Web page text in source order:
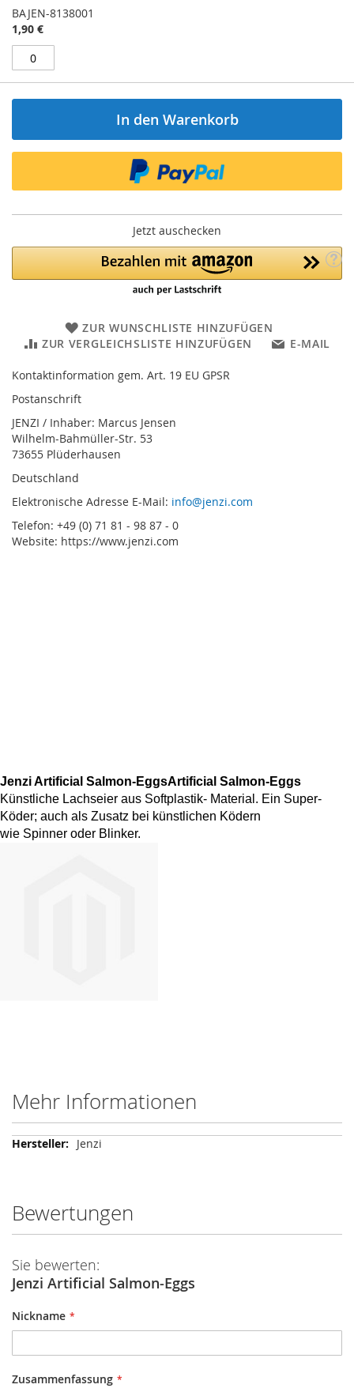
BAJEN-8138001
1,90 €
In den Warenkorb
Jetzt auschecken
ZUR WUNSCHLISTE HINZUFÜGEN
ZUR VERGLEICHSLISTE HINZUFÜGEN
E-MAIL
Kontaktinformation gem. Art. 19 EU GPSR
Postanschrift
JENZI / Inhaber: Marcus Jensen
Wilhelm-Bahmüller-Str. 53
73655 Plüderhausen
Deutschland
Elektronische Adresse E-Mail: info@jenzi.com
Telefon: +49 (0) 71 81 - 98 87 - 0
Website: https://www.jenzi.com
Jenzi Artificial Salmon-EggsArtificial Salmon-Eggs
Künstliche Lachseier aus Softplastik- Material. Ein Super-
Köder; auch als Zusatz bei künstlichen Ködern
wie Spinner oder Blinker.
Mehr Informationen
Mehr
Jenzi
Bewertungen
Sie bewerten:
Jenzi Artificial Salmon-Eggs
Nickname
Zusammenfassung